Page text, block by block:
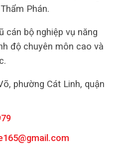
Phán.
cán bộ nghiệp vụ năng
độ chuyên môn cao và
phường Cát Linh, quận